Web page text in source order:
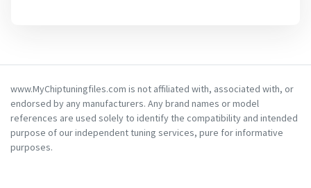
www.MyChiptuningfiles.com is not affiliated with, associated with, or
endorsed by any manufacturers. Any brand names or model
references are used solely to identify the compatibility and intended
purpose of our independent tuning services, pure for informative
purposes.